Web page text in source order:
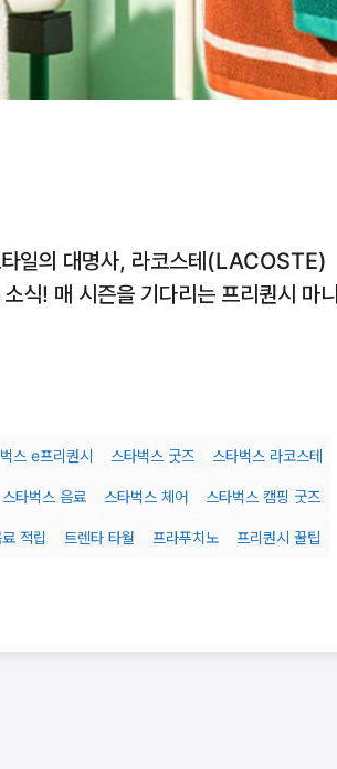
일의 대명사, 라코스테(LACOSTE)
식! 매 시즌을 기다리는 프리퀀시 마니
스 e프리퀀시 스타벅스 굿즈 스타벅스 라코스테
스타벅스 음료 스타벅스 체어 스타벅스 캠핑 굿즈
적립 트렌타 타월 프라푸치노 프리퀀시 꿀팁